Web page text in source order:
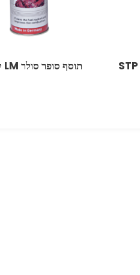
תוסף סופר סולר LM ליקווי מולי